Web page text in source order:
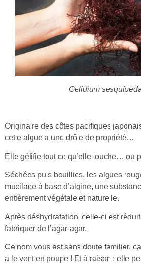
Gelidium
Originaire des côtes pacifiques
cette algue a une drôle de propriété…
Elle gélifie tout ce qu’elle touche… ou
Séchées puis bouillies, les algues
mucilage à base d’algine, une
entièrement végétale et naturelle.
Après déshydratation, celle-ci est
fabriquer de l’agar-agar.
Ce nom vous est sans doute familier,
a le vent en poupe ! Et à raison : elle